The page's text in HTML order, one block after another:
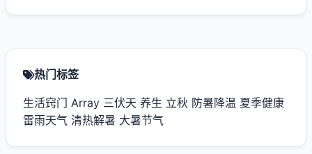
热门标签
生活窍门 Array 三伏天 养生 立秋 防暑降温 夏季健康
雷雨天气 清热解暑 大暑节气